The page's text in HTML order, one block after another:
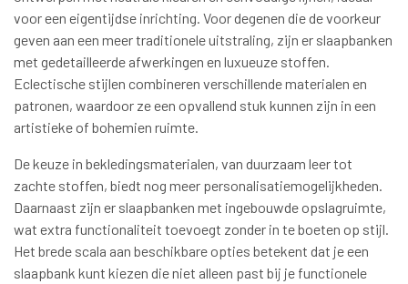
voor een eigentijdse inrichting. Voor degenen die de voorkeur
geven aan een meer traditionele uitstraling, zijn er slaapbanken
met gedetailleerde afwerkingen en luxueuze stoffen.
Eclectische stijlen combineren verschillende materialen en
patronen, waardoor ze een opvallend stuk kunnen zijn in een
artistieke of bohemien ruimte.
De keuze in bekledingsmaterialen, van duurzaam leer tot
zachte stoffen, biedt nog meer personalisatiemogelijkheden.
Daarnaast zijn er slaapbanken met ingebouwde opslagruimte,
wat extra functionaliteit toevoegt zonder in te boeten op stijl.
Het brede scala aan beschikbare opties betekent dat je een
slaapbank kunt kiezen die niet alleen past bij je functionele